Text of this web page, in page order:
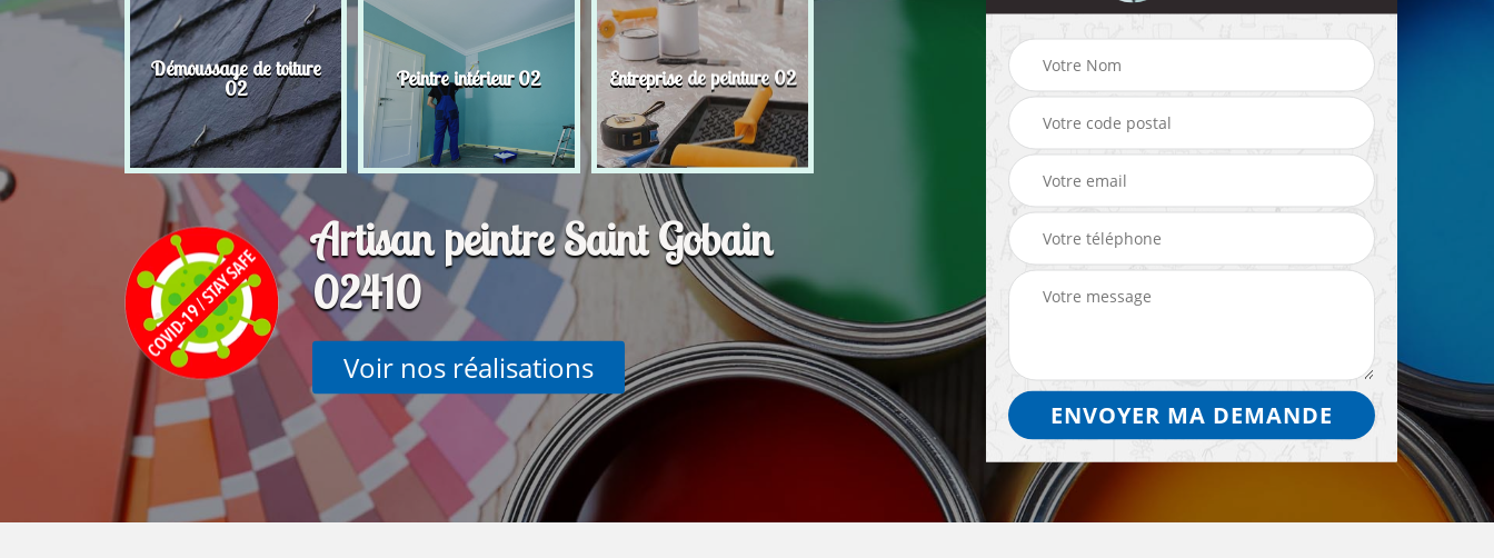
Démoussage de toiture
02 Peintre intérieur 02 Entreprise de peinture 02
Artisan peintre Saint Gobain
02410
Voir nos réalisations